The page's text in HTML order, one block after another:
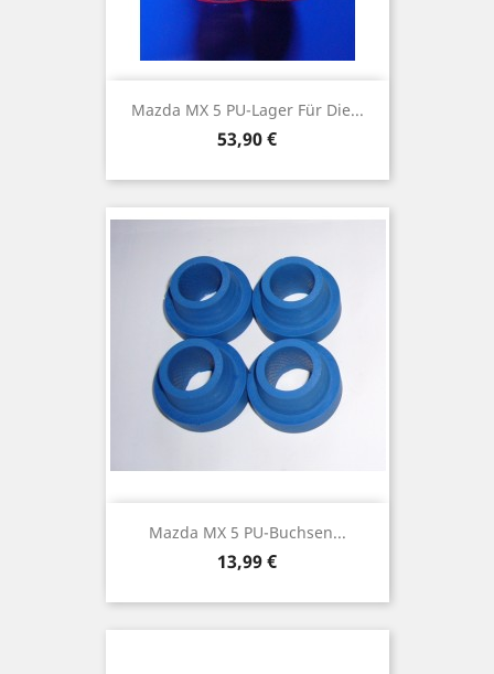
Mazda MX 5 PU-Lager Für Die...
Preis
53,90 €
Mazda MX 5 PU-Buchsen...
Preis
13,99 €